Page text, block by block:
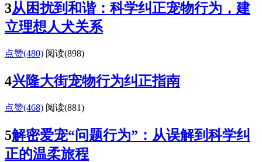
3从困扰到和谐：科学纠正宠物行为，建
立理想人犬关系
点赞(480) 阅读(898)
4兴隆大街宠物行为纠正指南
点赞(468) 阅读(881)
5解密爱宠“问题行为”：从误解到科学纠
正的温柔旅程